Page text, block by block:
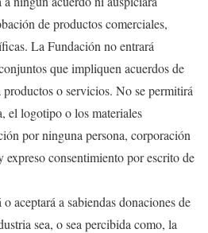
de productos comerciales,
La Fundación no entrará
que impliquen acuerdos de
o servicios. No se permitirá
el logotipo o los materiales
por ninguna persona, corporación
consentimiento por escrito de
aceptará a sabiendas donaciones de
sea, o sea percibida como, la